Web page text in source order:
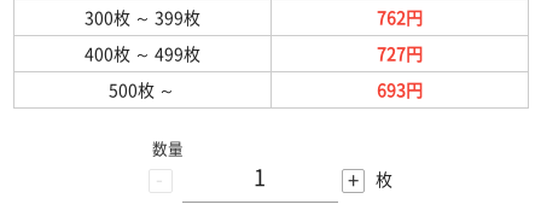
300枚 ～ 399枚
762円
400枚 ～ 499枚
727円
500枚 ～ 693円
-
数量
+ 枚